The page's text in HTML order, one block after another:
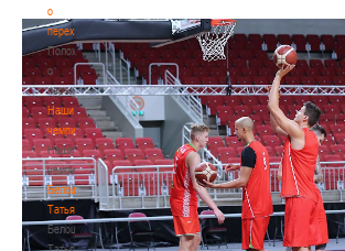
о
переходах
Положение
о
переходах
Наши
чемпионы
Наши
чемпионы
Белошапко
Татьяна
Белошапко
Татьяна